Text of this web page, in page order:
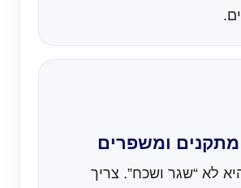
מתקנים ומשפרים
לא “שגר ושכח”. צריך